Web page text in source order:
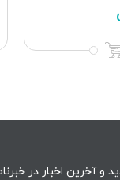
و آخرین اخبار در